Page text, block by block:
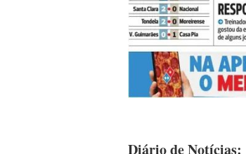
Diário de Notícias: